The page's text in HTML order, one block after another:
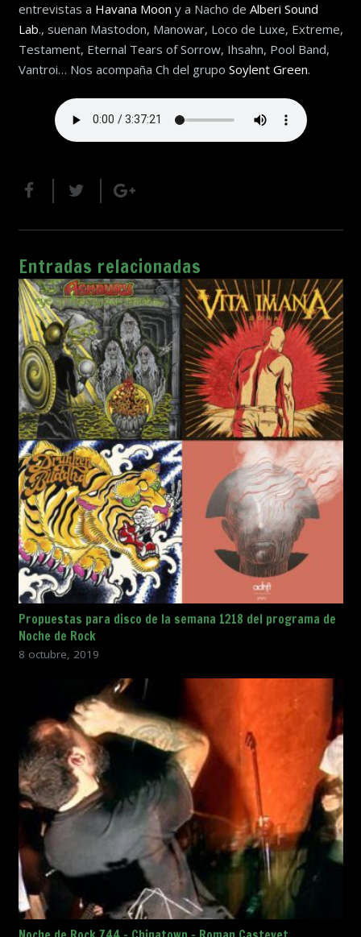
entrevistas a Havana Moon y a Nacho de Alberi Sound
Lab., suenan Mastodon, Manowar, Loco de Luxe, Extreme,
Testament, Eternal Tears of Sorrow, Ihsahn, Pool Band,
Vantroi… Nos acompaña Ch del grupo Soylent Green.
Entradas relacionadas
Propuestas para disco de la semana 1218 del programa de
Noche de Rock
8 octubre, 2019